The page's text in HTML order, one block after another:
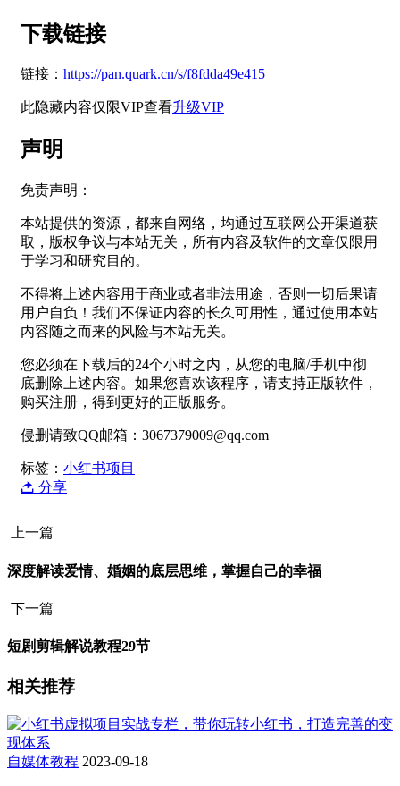
下载链接
链接： https://pan.quark.cn/s/f8fdda49e415
此隐藏内容仅限VIP查看升级VIP
声明
免责声明：
本站提供的资源，都来自网络，均通过互联网公开渠道获
取，版权争议与本站无关，所有内容及软件的文章仅限用
于学习和研究目的。
不得将上述内容用于商业或者非法用途，否则一切后果请
用户自负！我们不保证内容的长久可用性，通过使用本站
内容随之而来的风险与本站无关。
您必须在下载后的24个小时之内，从您的电脑/手机中彻
底删除上述内容。如果您喜欢该程序，请支持正版软件，
购买注册，得到更好的正版服务。
侵删请致QQ邮箱：3067379009@qq.com
标签： 小红书项目
分享
上一篇
深度解读爱情、婚姻的底层思维，掌握自己的幸福
下一篇
短剧剪辑解说教程29节
相关推荐
自媒体教程 2023-09-18